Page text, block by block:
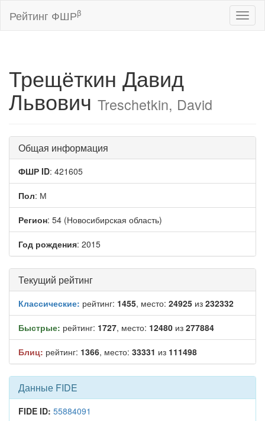
Рейтинг ФШРβ
Трещёткин Давид
Львович Treschetkin, David
Общая информация
ФШР ID: 421605
Пол: М
Регион: 54 (Новосибирская область)
Год рождения: 2015
Текущий рейтинг
Классические: рейтинг: 1455, место: 24925 из 232332
Быстрые: рейтинг: 1727, место: 12480 из 277884
Блиц: рейтинг: 1366, место: 33331 из 111498
Данные FIDE
FIDE ID: 55884091